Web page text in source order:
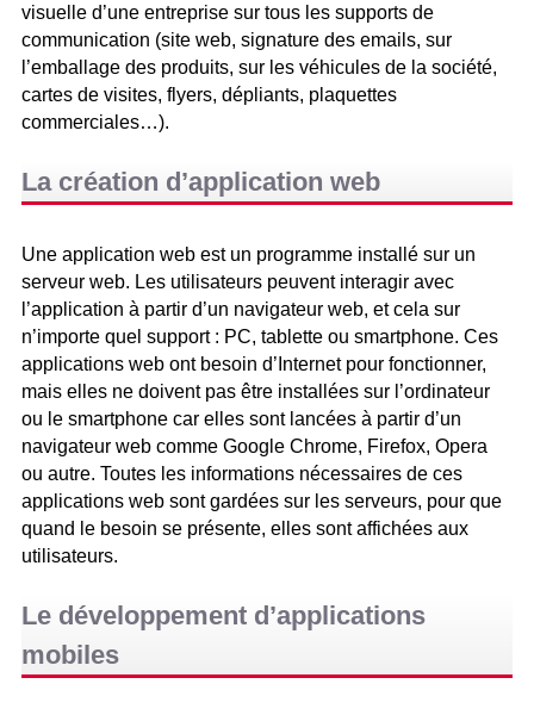
visuelle d’une entreprise sur tous les supports de
communication (site web, signature des emails, sur
l’emballage des produits, sur les véhicules de la société,
cartes de visites, flyers, dépliants, plaquettes
commerciales…).
La création d’application web
Une application web est un programme installé sur un
serveur web. Les utilisateurs peuvent interagir avec
l’application à partir d’un navigateur web, et cela sur
n’importe quel support : PC, tablette ou smartphone. Ces
applications web ont besoin d’Internet pour fonctionner,
mais elles ne doivent pas être installées sur l’ordinateur
ou le smartphone car elles sont lancées à partir d’un
navigateur web comme Google Chrome, Firefox, Opera
ou autre. Toutes les informations nécessaires de ces
applications web sont gardées sur les serveurs, pour que
quand le besoin se présente, elles sont affichées aux
utilisateurs.
Le développement d’applications
mobiles